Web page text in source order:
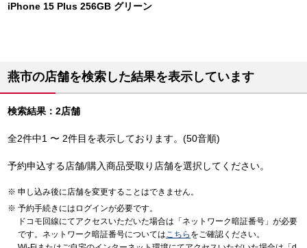
iPhone 15 Plus 256GB グリーン
燕市の店舗を検索した結果を表示しています
検索結果：2店舗
全2件中1 〜 2件目を表示しております。(50音順)
予約申込する店舗/購入商品受取り店舗を選択してください。
申し込み後に店舗を変更することはできません。
予約手続きにはログインが必要です。
ドコモ回線にてアクセスいただいた場合は「ネットワーク暗証番号」が必要
です。ネットワーク暗証番号についてはこちら をご確認ください。